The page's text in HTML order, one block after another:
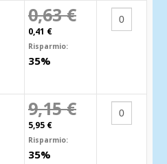
0,63 €
0,41 €
Risparmio:
35%
9,15 €
5,95 €
Risparmio:
35%